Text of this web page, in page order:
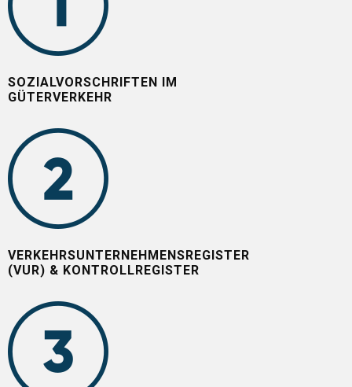
SOZIALVORSCHRIFTEN IM
GÜTERVERKEHR
VERKEHRSUNTERNEHMENSREGISTER
(VUR) & KONTROLLREGISTER